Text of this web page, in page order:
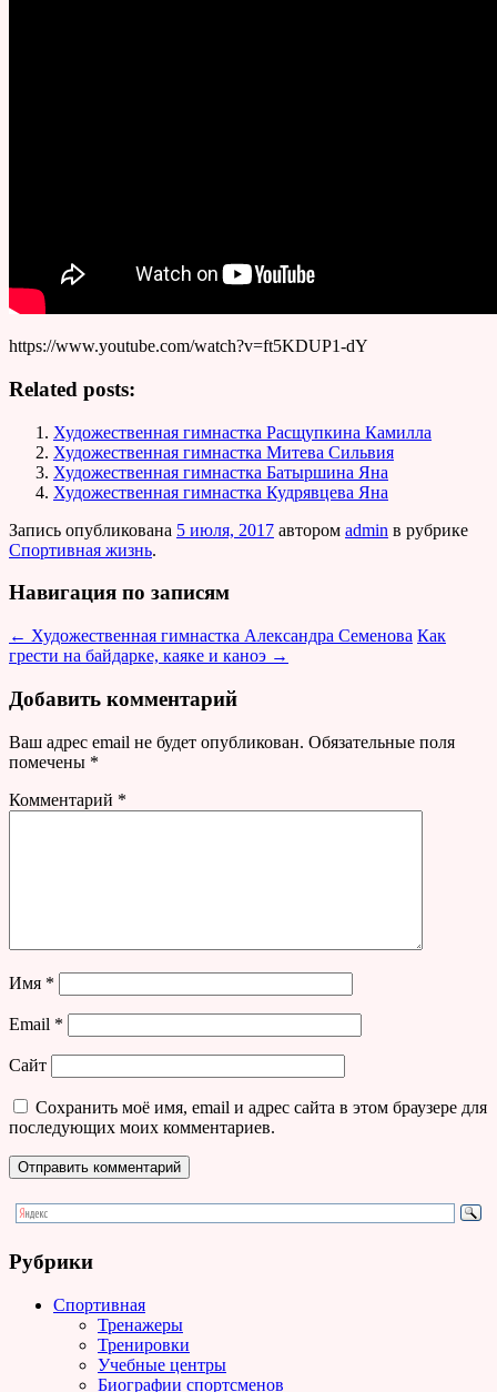
https://www.youtube.com/watch?v=ft5KDUP1-dY
Related posts:
Художественная гимнастка Расщупкина Камилла
Художественная гимнастка Митева Сильвия
Художественная гимнастка Батыршина Яна
Художественная гимнастка Кудрявцева Яна
Запись опубликована 5 июля, 2017 автором admin в рубрике
Спортивная жизнь.
Навигация по записям
← Художественная гимнастка Александра Семенова Как
грести на байдарке, каяке и каноэ →
Добавить комментарий
Ваш адрес email не будет опубликован. Обязательные поля
помечены *
Комментарий *
Имя *
Email *
Сайт
Сохранить моё имя, email и адрес сайта в этом браузере для
последующих моих комментариев.
Рубрики
Спортивная
Тренажеры
Тренировки
Учебные центры
Биографии спортсменов